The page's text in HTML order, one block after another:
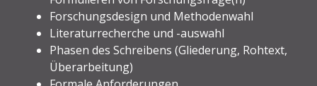
Forschungsdesign und Methodenwahl
Literaturrecherche und -auswahl
Phasen des Schreibens (Gliederung, Rohtext,
Überarbeitung)